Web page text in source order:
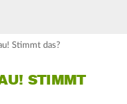
Stimmt das?
STIMMT